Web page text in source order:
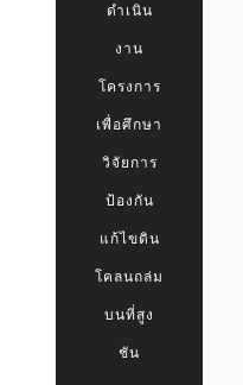
ดำเนิน
งาน
โครงการ
เพื่อศึกษา
วิจัยการ
ป้องกัน
แก้ไขดิน
โคลนถล่ม
บนที่สูง
ชัน